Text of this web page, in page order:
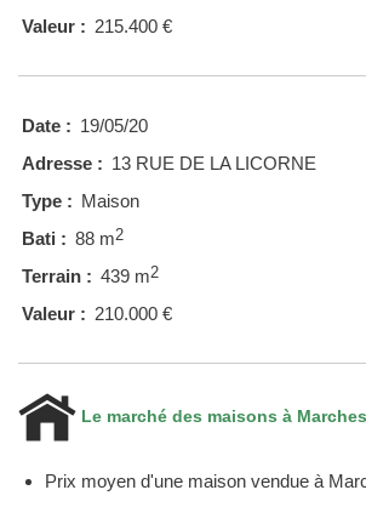
Valeur : 215.400 €
Date : 19/05/20
Adresse : 13 RUE DE LA LICORNE
Type : Maison
Bati : 88 m2
Terrain : 439 m2
Valeur : 210.000 €
Le marché des maisons à Marches
Prix moyen d'une maison vendue à